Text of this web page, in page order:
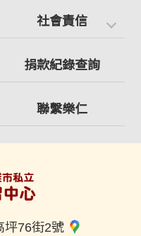
社會責信
捐款紀錄查詢
聯繫樂仁
坪76街2號